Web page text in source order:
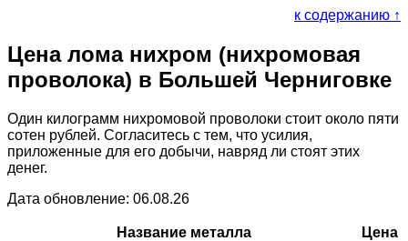
к содержанию ↑
Цена лома нихром (нихромовая
проволока) в Большей Черниговке
Один килограмм нихромовой проволоки стоит около пяти
сотен рублей. Согласитесь с тем, что усилия,
приложенные для его добычи, навряд ли стоят этих
денег.
Дата обновление: 06.08.26
Название металла
Цена